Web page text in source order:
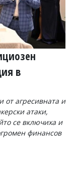
в
от агресивната и
атаки,
се включиха и
финансов